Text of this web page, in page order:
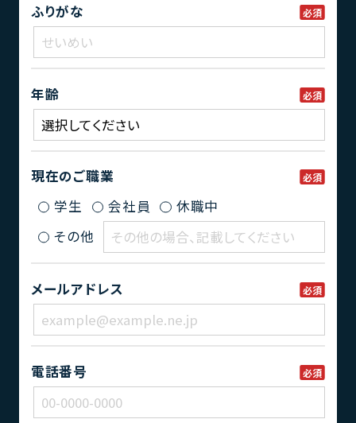
ふりがな 必須
年齢 必須
現在のご職業 必須
学生 会社員
休職中
その他
メールアドレス 必須
電話番号 必須